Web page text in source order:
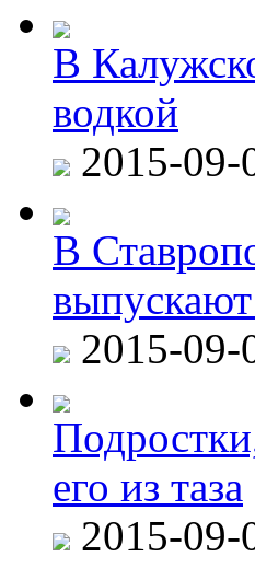
В
водкой
2015-09-
В
2015-09-
его из таза
2015-09-